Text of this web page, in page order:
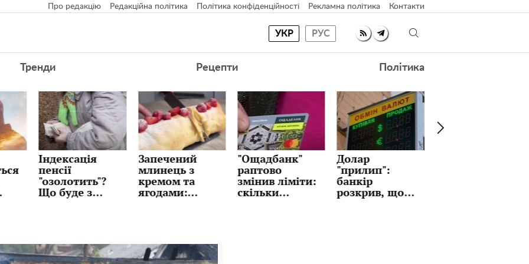
Про редакцію Редакційна політика Політика конфіденційності Рекламна політика Контакти
УКР РУС
Тренди Рецепти Політика
Запечений
млинець з
кремом та
ягодами:
десерт без
"Ощадбанк"
раптово
змінив ліміти:
скільки
Долар
"прилип":
банкір
розкрив, що
Ідеальні
млинці з
улюбленою
начинкою на
Масляну: